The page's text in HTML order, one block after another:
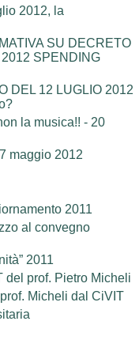
2012, la
SU DECRETO
SPENDING
DEL 12 LUGLIO 2012
la musica!! - 20
maggio 2012
2011
al convegno
2011
del prof. Pietro Micheli
Micheli dal CiVIT